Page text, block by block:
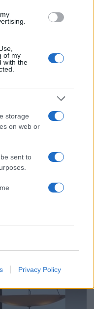
of my
with the
storage
on web or
sent to
Privacy Policy
την σύζυγό του
άρθρα
Σταύρος